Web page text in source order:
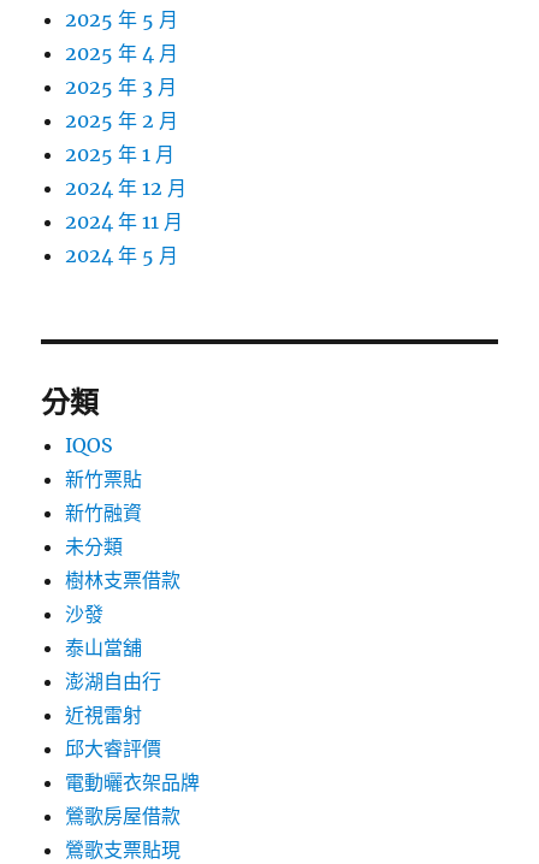
2025 年 5 月
2025 年 4 月
2025 年 3 月
2025 年 2 月
2025 年 1 月
2024 年 12 月
2024 年 11 月
2024 年 5 月
分類
IQOS
新竹票貼
新竹融資
未分類
樹林支票借款
沙發
泰山當舖
澎湖自由行
近視雷射
邱大睿評價
電動曬衣架品牌
鶯歌房屋借款
鶯歌支票貼現